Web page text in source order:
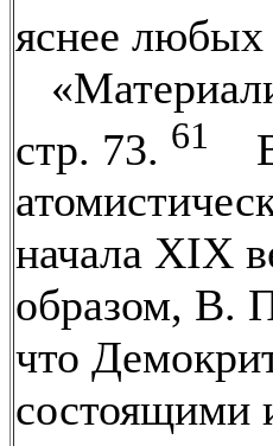
яснее любых
стр. 73. 61
начала XIX
образом, В.
что
состоящими